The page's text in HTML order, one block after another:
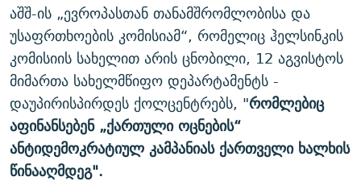
აშშ-ის „ევროპასთან თანამშრომლობისა და
უსაფრთხოების კომისიამ“, რომელიც ჰელსინკის
კომისიის სახელით არის ცნობილი, 12 აგვისტოს
მიმართა სახელმწიფო დეპარტამენტს -
დაუპირისპირდეს ქოლცენტრებს, "რომლებიც
აფინანსებენ „ქართული ოცნების“
ანტიდემოკრატიულ კამპანიას ქართველი ხალხის
წინააღმდეგ".